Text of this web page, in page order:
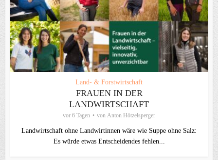
Land- & Forstwirtschaft
FRAUEN IN DER
LANDWIRTSCHAFT
vor 6 Tagen von Anton Hötzelsperger
Landwirtschaft ohne Landwirtinnen wäre wie Suppe ohne Salz:
Es würde etwas Entscheidendes fehlen...